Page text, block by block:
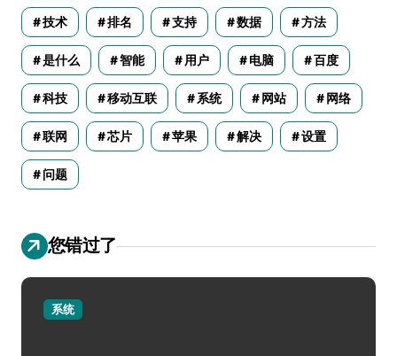
技术 排名 支持 数据 方法
是什么 智能 用户 电脑 百度
科技 移动互联 系统 网站 网络
联网 芯片 苹果 解决 设置
问题
您错过了
系统